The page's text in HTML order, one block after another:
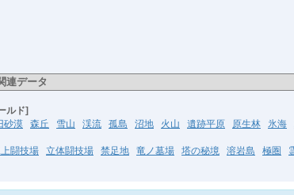
連データ
ルド]
砂漠 森丘 雪山 渓流 孤島 沼地 火山 遺跡平原 原生林 氷海
闘技場 立体闘技場 禁足地 竜ノ墓場 塔の秘境 溶岩島 極圏